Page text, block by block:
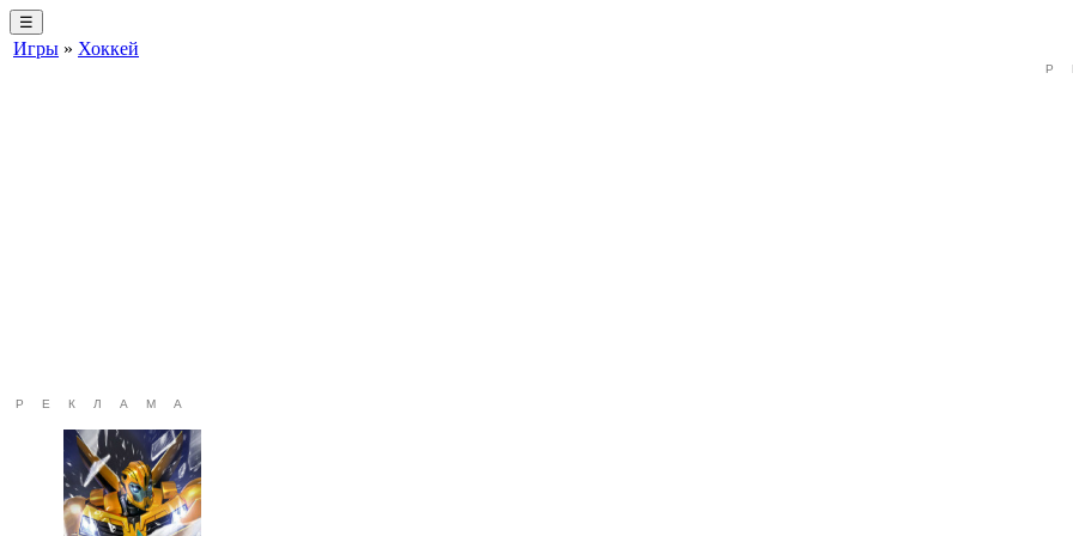
☰
Игры » Хоккей
РЕКЛАМА